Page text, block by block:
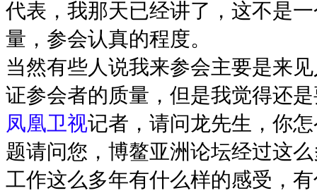
代表，我那天已经讲了，这不是
量，参会认真的程度。
当然有些人说我来参会主要是来
证参会者的质量，但是我觉得还
凤凰卫视记者，请问龙先生，你
题请问您，博鳌亚洲论坛经过这
工作这么多年有什么样的感受，